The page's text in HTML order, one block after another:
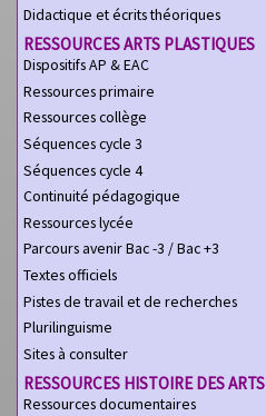
Didactique et écrits théoriques
RESSOURCES ARTS PLASTIQUES
Dispositifs AP & EAC
Ressources primaire
Ressources collège
Séquences cycle 3
Séquences cycle 4
Continuité pédagogique
Ressources lycée
Parcours avenir Bac -3 / Bac +3
Textes officiels
Pistes de travail et de recherches
Plurilinguisme
Sites à consulter
RESSOURCES HISTOIRE DES ARTS
Ressources documentaires